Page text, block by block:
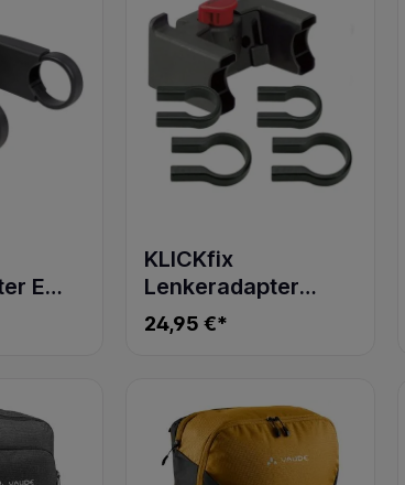
E
KLICKfix
Lenkeradapter
Universal 0211U
24,95 €*